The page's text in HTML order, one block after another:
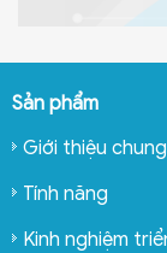
Sản phẩm
Giới thiệu chung
Tính năng
Kinh nghiệm